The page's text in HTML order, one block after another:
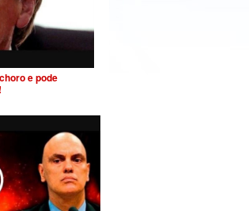
e pode